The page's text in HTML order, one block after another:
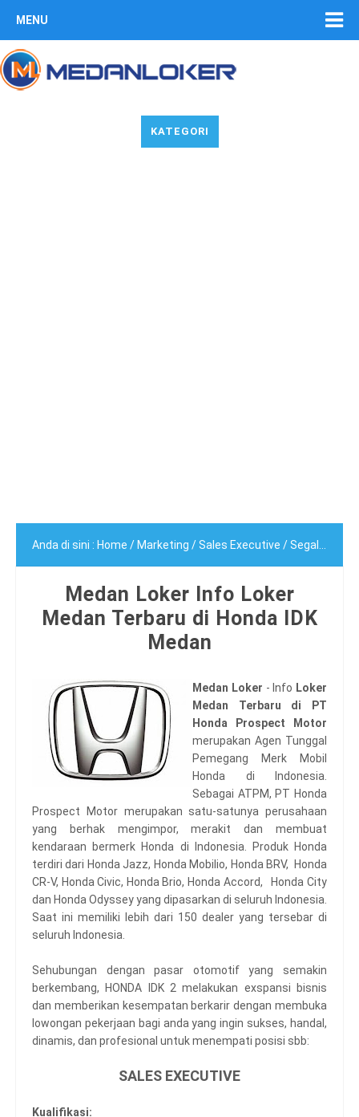
MENU
KATEGORI
Anda di sini : Home / Marketing /Sales Executive /Segala Jurusan
Medan Loker Info Loker
Medan Terbaru di Honda IDK
Medan
Medan Loker - Info Loker
Medan Terbaru di PT
Honda Prospect Motor
merupakan Agen Tunggal
Pemegang Merk Mobil
Honda di Indonesia.
Sebagai ATPM, PT Honda
Prospect Motor merupakan satu-satunya perusahaan
yang berhak mengimpor, merakit dan membuat
kendaraan bermerk Honda di Indonesia. Produk Honda
terdiri dari Honda Jazz, Honda Mobilio, Honda BRV, Honda
CR-V, Honda Civic, Honda Brio, Honda Accord, Honda City
dan Honda Odyssey yang dipasarkan di seluruh Indonesia.
Saat ini memiliki lebih dari 150 dealer yang tersebar di
seluruh Indonesia.
Sehubungan dengan pasar otomotif yang semakin
berkembang, HONDA IDK 2 melakukan exspansi bisnis
dan memberikan kesempatan berkarir dengan membuka
lowongan pekerjaan bagi anda yang ingin sukses, handal,
dinamis, dan profesional untuk menempati posisi sbb:
SALES EXECUTIVE
Kualifikasi: